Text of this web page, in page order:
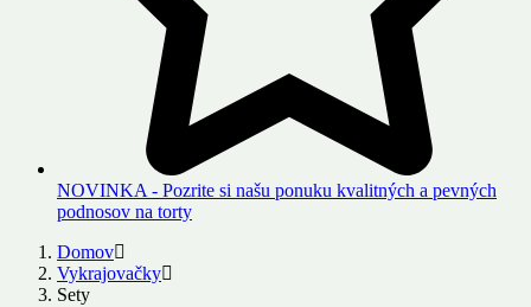
NOVINKA - Pozrite si našu ponuku kvalitných a pevných
podnosov na torty
Domov
Vykrajovačky
Sety